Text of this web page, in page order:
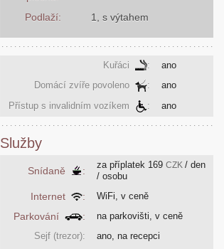
Podlaží: 1, s výtahem
Kuřáci :
ano
Domácí zvíře povoleno
:
ano
Přístup s invalidním vozíkem
: ano
Služby
Snídaně :
za příplatek 169 CZK / den
/ osobu
Internet : WiFi, v ceně
Parkování :
na parkovišti, v ceně
Sejf (trezor):
ano, na recepci